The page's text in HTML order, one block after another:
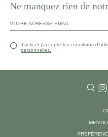
Ne manquez rien de
J’ai lu et j’accepte les conditions
personnelles.